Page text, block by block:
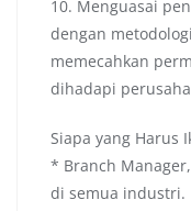
10. Menguasai
dengan
memecahkan
dihadapi
Siapa yang Harus
* Branch
di semua industri.